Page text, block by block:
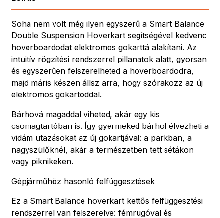
Soha nem volt még ilyen egyszerű a Smart Balance
Double Suspension Hoverkart segítségével kedvenc
hoverboardodat elektromos gokarttá alakítani. Az
intuitív rögzítési rendszerrel pillanatok alatt, gyorsan
és egyszerűen felszerelheted a hoverboardodra,
majd máris készen állsz arra, hogy szórakozz az új
elektromos gokartoddal.
Bárhová magaddal viheted, akár egy kis
csomagtartóban is. Így gyermeked bárhol élvezheti a
vidám utazásokat az új gokartjával: a parkban, a
nagyszülőknél, akár a természetben tett sétákon
vagy piknikeken.
Gépjárműhöz hasonló felfüggesztések
Ez a Smart Balance hoverkart kettős felfüggesztési
rendszerrel van felszerelve: fémrugóval és